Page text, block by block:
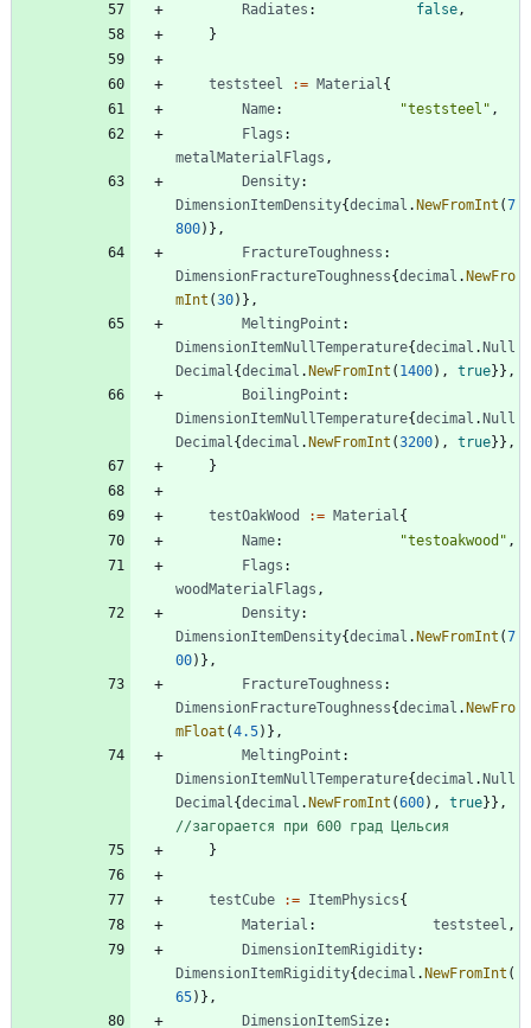
Radiates : false,
}
teststeel := Material{
Name: "teststeel" ,
Flags :
metalMaterialFlags ,
Density:
DimensionItemDensity{decimal . NewFromInt (7
800) } ,
FractureToughness :
DimensionFractureToughness{decimal . NewFro
mInt (30) } ,
MeltingPoint :
DimensionItemNullTemperature{decimal . Null
Decimal{decimal . NewFromInt ( 1400) , true} } ,
BoilingPoint :
DimensionItemNullTemperature{decimal . Null
Decimal{decimal . NewFromInt (3200) , true} } ,
}
testOakWood := Material{
Name: "testoakwood" ,
Flags :
woodMaterialFlags ,
Density:
DimensionItemDensity{decimal . NewFromInt (7
00) } ,
FractureToughness :
DimensionFractureToughness{decimal . NewFro
mFloat (4.5) } ,
MeltingPoint :
DimensionItemNullTemperature{decimal . Null
Decimal{decimal . NewFromInt (600) , true} } ,
//загорается при 600 град Цельсия
}
testCube := ItemPhysics{
Material : teststeel ,
DimensionItemRigidity:
DimensionItemRigidity{decimal . NewFromInt (
65) } ,
DimensionItemSize: